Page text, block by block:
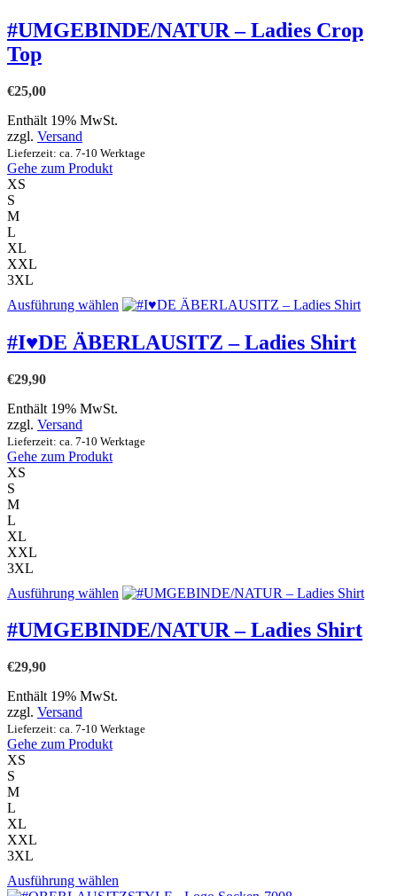
mehrere
Varianten
Produktseite
#UMGEBINDE/NATUR – Ladies Crop
Top
€25,00
Enthält 19% MwSt.
zzgl. Versand
Lieferzeit: ca. 7-10 Werktage
Gehe zum Produkt
XS
S
M
L
XL
XXL
3XL
Ausführung wählen Dieses
weist
mehrere
auf
#I♥DE ÄBERLAUSITZ – Ladies Shirt
€29,90
Enthält 19% MwSt.
zzgl. Versand
Lieferzeit: ca. 7-10 Werktage
Gehe zum Produkt
XS
S
M
L
XL
XXL
3XL
Ausführung wählen Dieses
weist
mehrere
auf
#UMGEBINDE/NATUR – Ladies Shirt
€29,90
Enthält 19% MwSt.
zzgl. Versand
Lieferzeit: ca. 7-10 Werktage
Gehe zum Produkt
XS
S
M
L
XL
XXL
3XL
Ausführung wählen